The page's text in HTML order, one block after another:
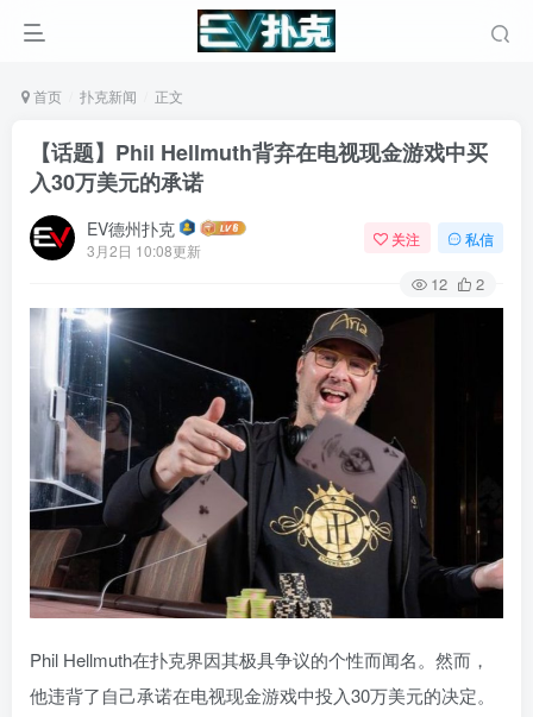
首页 扑克新闻 正文
【话题】Phil Hellmuth背弃在电视现金游戏中买
入30万美元的承诺
EV德州扑克
3月2日 10:08更新
关注 私信
12 2
Phil Hellmuth在扑克界因其极具争议的个性而闻名。然而，
他违背了自己承诺在电视现金游戏中投入30万美元的决定。